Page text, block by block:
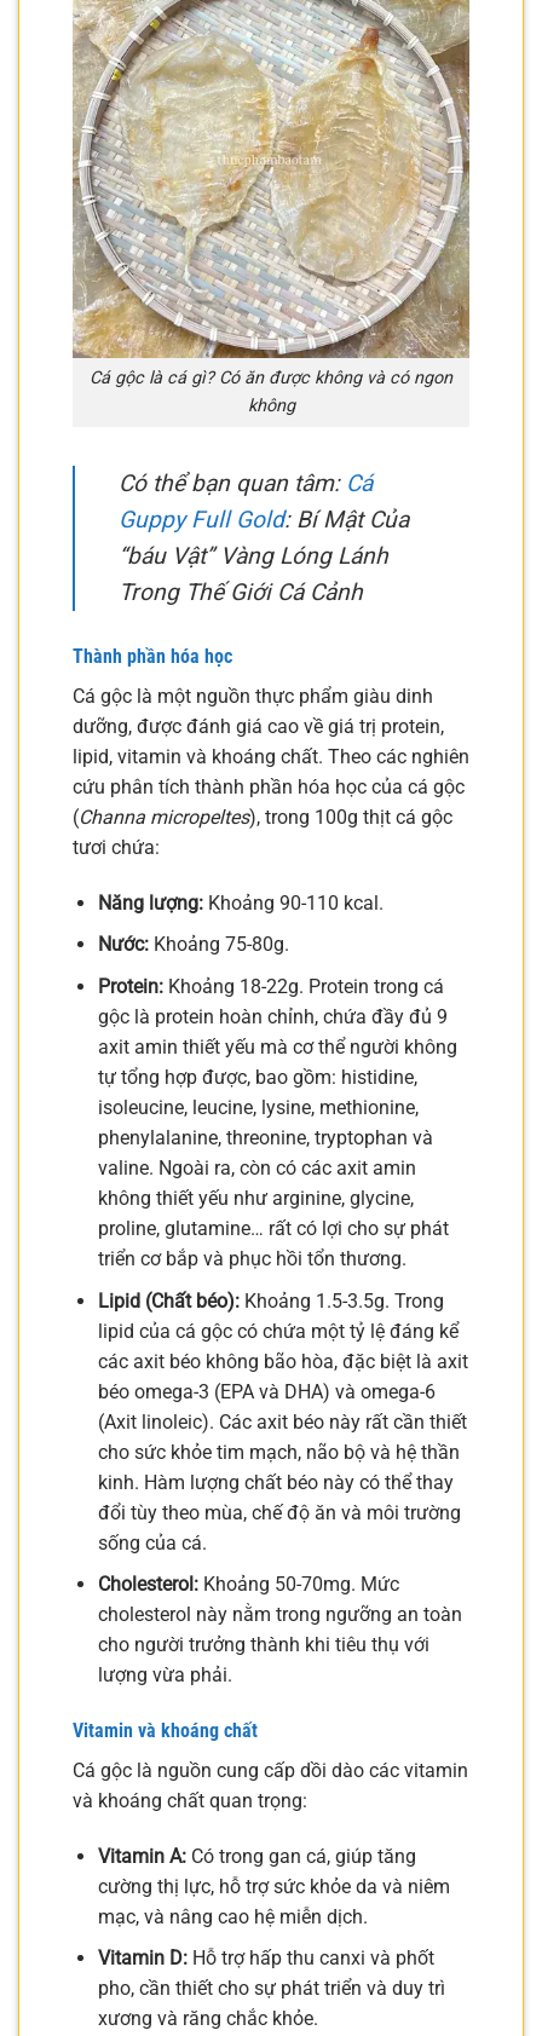
Cá gộc là cá gì? Có ăn được không và có ngon
không
Có thể bạn quan tâm: Cá
Guppy Full Gold: Bí Mật Của
“báu Vật” Vàng Lóng Lánh
Trong Thế Giới Cá Cảnh
Thành phần hóa học
Cá gộc là một nguồn thực phẩm giàu dinh
dưỡng, được đánh giá cao về giá trị protein,
lipid, vitamin và khoáng chất. Theo các nghiên
cứu phân tích thành phần hóa học của cá gộc
(Channa micropeltes), trong 100g thịt cá gộc
tươi chứa:
Năng lượng:Khoảng 90-110 kcal.
Nước:Khoảng 75-80g.
Protein:Khoảng 18-22g. Protein trong cá
gộc là protein hoàn chỉnh, chứa đầy đủ 9
axit amin thiết yếu mà cơ thể người không
tự tổng hợp được, bao gồm: histidine,
isoleucine, leucine, lysine, methionine,
phenylalanine, threonine, tryptophan và
valine. Ngoài ra, còn có các axit amin
không thiết yếu như arginine, glycine,
proline, glutamine… rất có lợi cho sự phát
triển cơ bắp và phục hồi tổn thương.
Lipid (Chất béo):Khoảng 1.5-3.5g. Trong
lipid của cá gộc có chứa một tỷ lệ đáng kể
các axit béo không bão hòa, đặc biệt là axit
béo omega-3 (EPA và DHA) và omega-6
(Axit linoleic). Các axit béo này rất cần thiết
cho sức khỏe tim mạch, não bộ và hệ thần
kinh. Hàm lượng chất béo này có thể thay
đổi tùy theo mùa, chế độ ăn và môi trường
sống của cá.
Cholesterol:Khoảng 50-70mg. Mức
cholesterol này nằm trong ngưỡng an toàn
cho người trưởng thành khi tiêu thụ với
lượng vừa phải.
Vitamin và khoáng chất
Cá gộc là nguồn cung cấp dồi dào các vitamin
và khoáng chất quan trọng:
Vitamin A:Có trong gan cá, giúp tăng
cường thị lực, hỗ trợ sức khỏe da và niêm
mạc, và nâng cao hệ miễn dịch.
Vitamin D:Hỗ trợ hấp thu canxi và phốt
pho, cần thiết cho sự phát triển và duy trì
xương và răng chắc khỏe.